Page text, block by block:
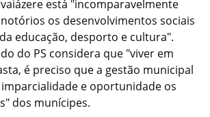
está "incomparavelmente
os desenvolvimentos sociais
educação, desporto e cultura".
do PS considera que "viver em
é preciso que a gestão municipal
e oportunidade os
dos munícipes.